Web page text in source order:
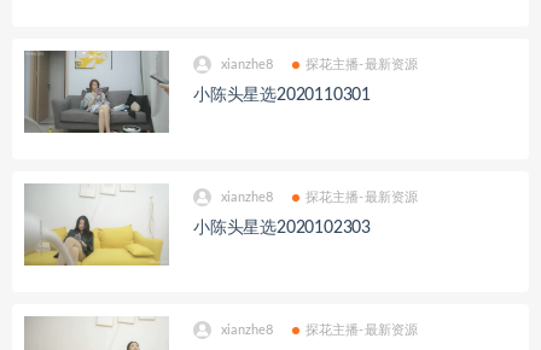
xianzhe8 探花主播-最新资源
小陈头星选2020110301
xianzhe8 探花主播-最新资源
小陈头星选2020102303
xianzhe8 探花主播-最新资源